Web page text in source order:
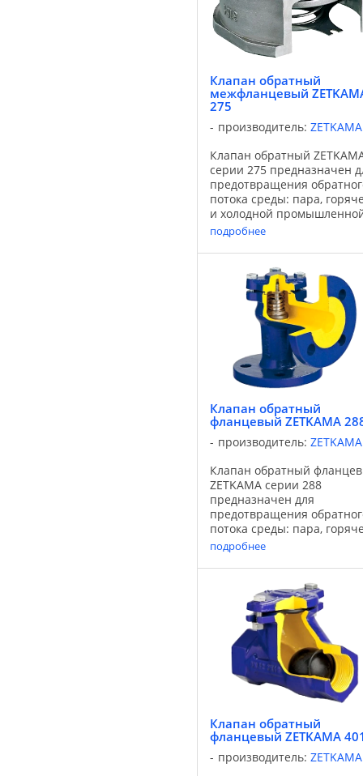
Клапан обратный
межфланцевый
275
производитель: ZETKAMA
Клапан обратный
серии 275 предназначен
предотвращения
потока среды: пара,
и холодной
воды, а также слабо
агрессивных сред. По
возможно изготовление
обратного клапана без
пружины. Применяется
клапана ...
подробнее
Клапан обратный
фланцевый ZETKAMA
производитель: ZETKAMA
Клапан обратный
ZETKAMA серии 288
предназначен для
предотвращения
потока среды: пара,
и холодной
воды, а также не
сред. Применяется для
систем водоснабжения,
теплоснабжения,
пищевой ...
подробнее
Клапан обратный
фланцевый ZETKAMA
производитель: ZETKAMA